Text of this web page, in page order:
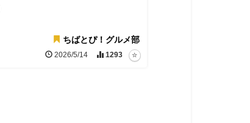
ちばとぴ！グルメ部
2026/5/14 1293